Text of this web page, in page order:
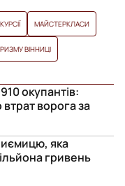
МАЙСТЕРКЛАСИ
ВІННИЦІ
окупантів:
ворога за
яка
гривень